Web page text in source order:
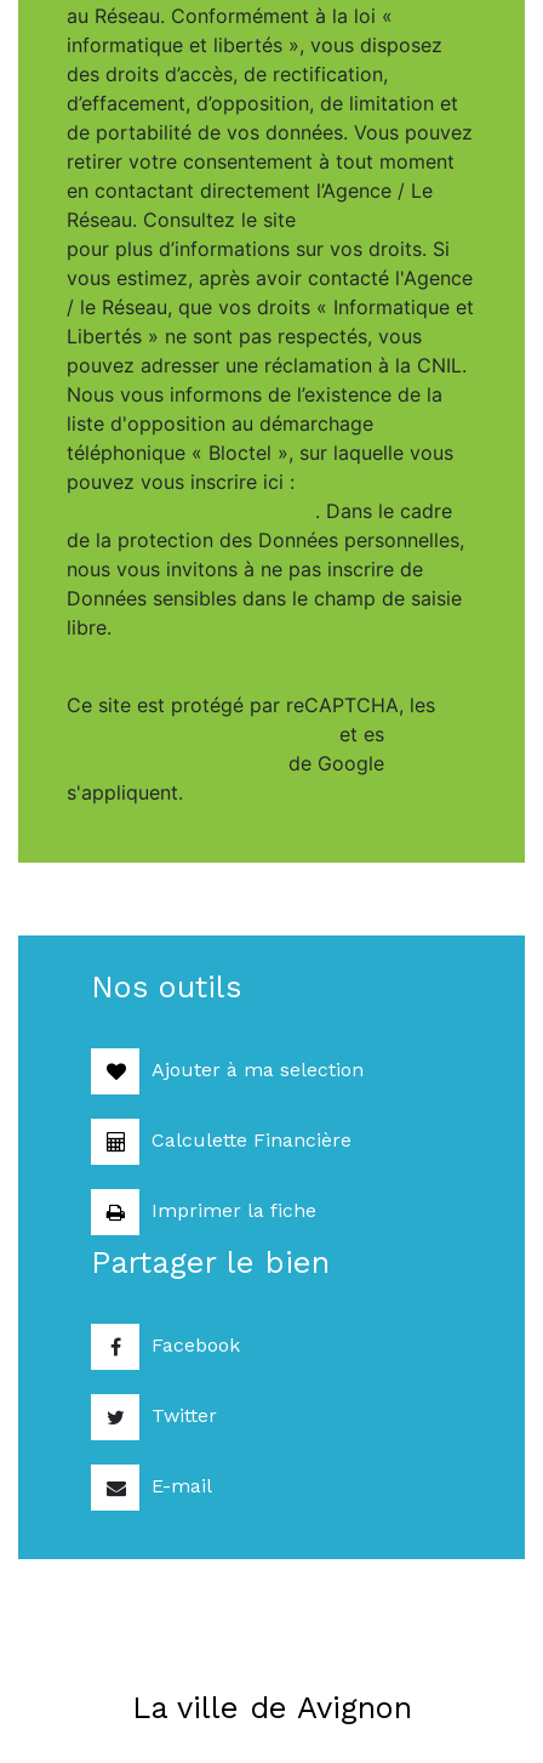
au Réseau. Conformément à la loi «
informatique et libertés », vous disposez
des droits d’accès, de rectification,
d’effacement, d’opposition, de limitation et
de portabilité de vos données. Vous pouvez
retirer votre consentement à tout moment
en contactant directement l’Agence / Le
Réseau. Consultez le site
pour plus d’informations sur vos droits. Si
vous estimez, après avoir contacté l'Agence
/ le Réseau, que vos droits « Informatique et
Libertés » ne sont pas respectés, vous
pouvez adresser une réclamation à la CNIL.
Nous vous informons de l’existence de la
liste d'opposition au démarchage
téléphonique « Bloctel », sur laquelle vous
pouvez vous inscrire ici :
. Dans le cadre
de la protection des Données personnelles,
nous vous invitons à ne pas inscrire de
Données sensibles dans le champ de saisie
libre.
Ce site est protégé par reCAPTCHA, les
et es
de Google
s'appliquent.
Nos outils
Ajouter à ma selection
Calculette Financière
Imprimer la fiche
Partager le bien
Facebook
Twitter
E-mail
La ville de Avignon